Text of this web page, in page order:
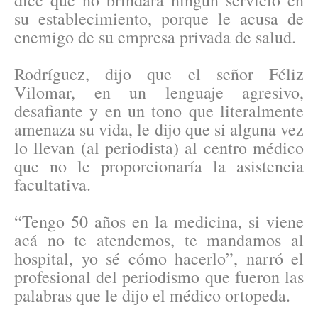
su establecimiento, porque le acusa de
enemigo de su empresa privada de salud.
Rodríguez, dijo que el señor Féliz
Vilomar, en un lenguaje agresivo,
desafiante y en un tono que literalmente
amenaza su vida, le dijo que si alguna vez
lo llevan (al periodista) al centro médico
que no le proporcionaría la asistencia
facultativa.
“Tengo 50 años en la medicina, si viene
acá no te atendemos, te mandamos al
hospital, yo sé cómo hacerlo”, narró el
profesional del periodismo que fueron las
palabras que le dijo el médico ortopeda.